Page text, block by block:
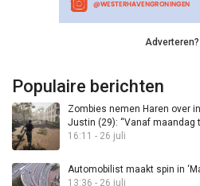
Adverteren?
Populaire berichten
Zombies nemen Haren over
Justin (29): “Vanaf maandag
16:11 - 26 juli
Automobilist maakt spin in
13:36 - 26 juli